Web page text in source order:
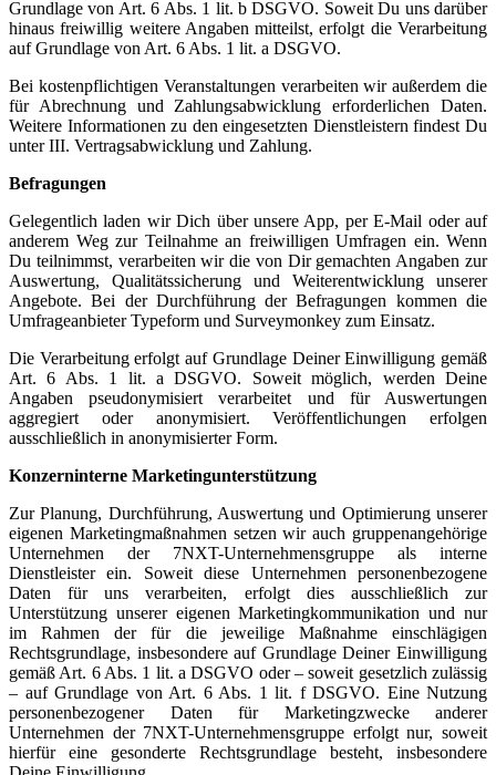
Grundlage von Art. 6 Abs. 1 lit. b DSGVO. Soweit Du uns darüber
hinaus freiwillig weitere Angaben mitteilst, erfolgt die Verarbeitung
auf Grundlage von Art. 6 Abs. 1 lit. a DSGVO.
Bei kostenpflichtigen Veranstaltungen verarbeiten wir außerdem die
für Abrechnung und Zahlungsabwicklung erforderlichen Daten.
Weitere Informationen zu den eingesetzten Dienstleistern findest Du
unter III. Vertragsabwicklung und Zahlung.
Befragungen
Gelegentlich laden wir Dich über unsere App, per E-Mail oder auf
anderem Weg zur Teilnahme an freiwilligen Umfragen ein. Wenn
Du teilnimmst, verarbeiten wir die von Dir gemachten Angaben zur
Auswertung, Qualitätssicherung und Weiterentwicklung unserer
Angebote. Bei der Durchführung der Befragungen kommen die
Umfrageanbieter Typeform und Surveymonkey zum Einsatz.
Die Verarbeitung erfolgt auf Grundlage Deiner Einwilligung gemäß
Art. 6 Abs. 1 lit. a DSGVO. Soweit möglich, werden Deine
Angaben pseudonymisiert verarbeitet und für Auswertungen
aggregiert oder anonymisiert. Veröffentlichungen erfolgen
ausschließlich in anonymisierter Form.
Konzerninterne Marketingunterstützung
Zur Planung, Durchführung, Auswertung und Optimierung unserer
eigenen Marketingmaßnahmen setzen wir auch gruppenangehörige
Unternehmen der 7NXT-Unternehmensgruppe als interne
Dienstleister ein. Soweit diese Unternehmen personenbezogene
Daten für uns verarbeiten, erfolgt dies ausschließlich zur
Unterstützung unserer eigenen Marketingkommunikation und nur
im Rahmen der für die jeweilige Maßnahme einschlägigen
Rechtsgrundlage, insbesondere auf Grundlage Deiner Einwilligung
gemäß Art. 6 Abs. 1 lit. a DSGVO oder – soweit gesetzlich zulässig
– auf Grundlage von Art. 6 Abs. 1 lit. f DSGVO. Eine Nutzung
personenbezogener Daten für Marketingzwecke anderer
Unternehmen der 7NXT-Unternehmensgruppe erfolgt nur, soweit
hierfür eine gesonderte Rechtsgrundlage besteht, insbesondere